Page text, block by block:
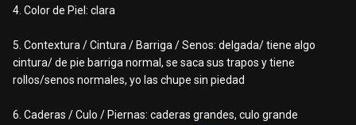
4. Color de Piel: clara
5. Contextura / Cintura / Barriga / Senos: delgada/ tiene algo
cintura/ de pie barriga normal, se saca sus trapos y tiene
rollos/senos normales, yo las chupe sin piedad
6. Caderas / Culo / Piernas: caderas grandes, culo grande